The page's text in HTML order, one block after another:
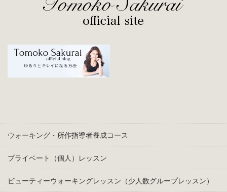
ウォーキング・所作指導者養成コース
プライベート（個人）レッスン
ビューティーウォーキングレッスン（少人数グループレッスン）